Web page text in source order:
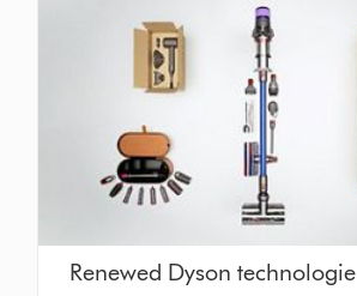
Renewed Dyson technologie